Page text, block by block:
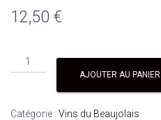
12,50 €
AJOUTER AU PANIER
Catégorie : Vins du Beaujolais